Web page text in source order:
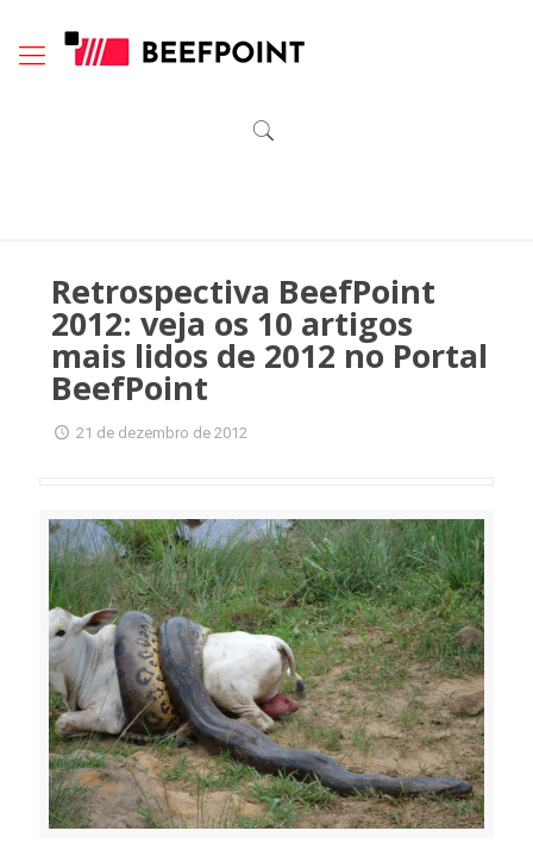
Retrospectiva BeefPoint
2012: veja os 10 artigos
mais lidos de 2012 no Portal
BeefPoint
21 de dezembro de 2012